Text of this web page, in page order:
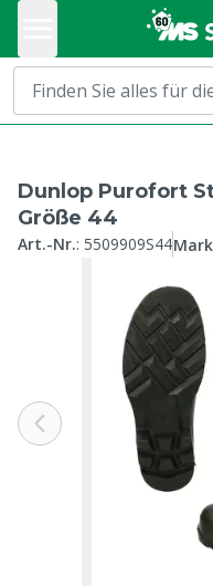
Dunlop Purofort
Größe 44
Art.-Nr.: 5509909S44